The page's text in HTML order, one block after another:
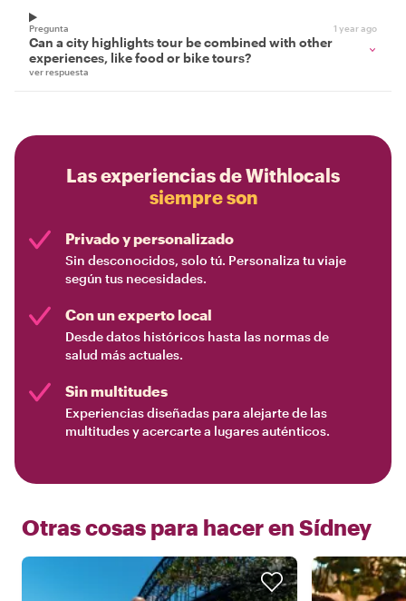
Pregunta 1 year ago
Can a city highlights tour be combined with other
experiences, like food or bike tours?
ver respuesta
Las experiencias de Withlocals
siempre son
Privado y personalizado
Sin desconocidos, solo tú. Personaliza tu viaje
según tus necesidades.
Con un experto local
Desde datos históricos hasta las normas de
salud más actuales.
Sin multitudes
Experiencias diseñadas para alejarte de las
multitudes y acercarte a lugares auténticos.
Otras cosas para hacer en Sídney